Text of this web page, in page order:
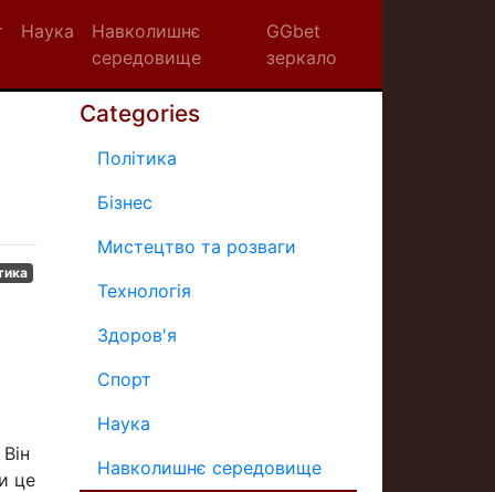
Наука
Навколишнє
середовище
GGbet
зеркало
це
Categories
Політика
Бізнес
Мистецтво та розваги
Технологія
Здоров'я
Спорт
Наука
Навколишнє середовище